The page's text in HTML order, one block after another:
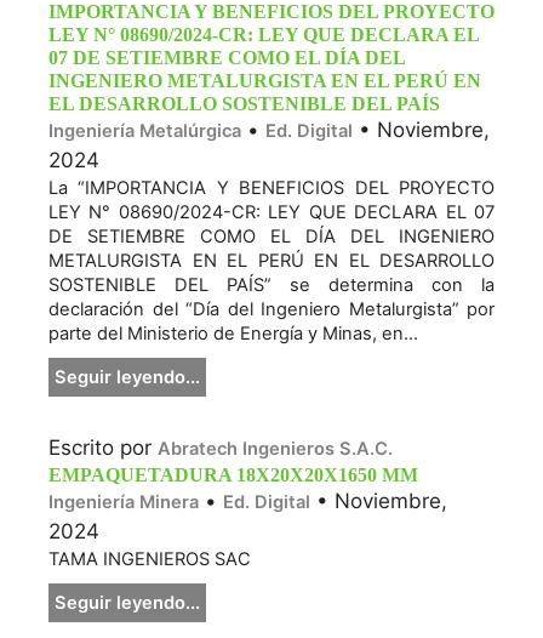
IMPORTANCIA Y BENEFICIOS DEL PROYECTO
LEY N° 08690/2024-CR: LEY QUE DECLARA EL
07 DE SETIEMBRE COMO EL DÍA DEL
INGENIERO METALURGISTA EN EL PERÚ EN
EL DESARROLLO SOSTENIBLE DEL PAÍS
Ingeniería Metalúrgica • Ed. Digital • Noviembre,
2024
La “IMPORTANCIA Y BENEFICIOS DEL PROYECTO
LEY N° 08690/2024-CR: LEY QUE DECLARA EL 07
DE SETIEMBRE COMO EL DÍA DEL INGENIERO
METALURGISTA EN EL PERÚ EN EL DESARROLLO
SOSTENIBLE DEL PAÍS” se determina con la
declaración del “Día del Ingeniero Metalurgista” por
parte del Ministerio de Energía y Minas, en...
Seguir leyendo...
Escrito por Abratech Ingenieros S.A.C.
EMPAQUETADURA 18X20X20X1650 MM
Ingeniería Minera • Ed. Digital • Noviembre,
2024
TAMA INGENIEROS SAC
Seguir leyendo...